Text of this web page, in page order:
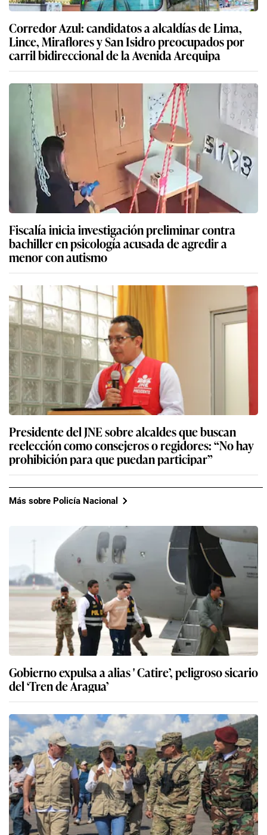
Corredor Azul: candidatos a alcaldías de Lima,
Lince, Miraflores y San Isidro preocupados por
carril bidireccional de la Avenida Arequipa
Fiscalía inicia investigación preliminar contra
bachiller en psicología acusada de agredir a
menor con autismo
Presidente del JNE sobre alcaldes que buscan
reelección como consejeros o regidores: “No hay
prohibición para que puedan participar”
Más sobre Policía Nacional
Gobierno expulsa a alias ' Catire’, peligroso sicario
del ‘Tren de Aragua’